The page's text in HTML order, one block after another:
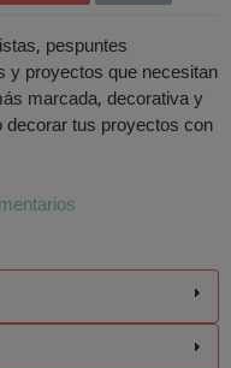
pespuntes
y proyectos que necesitan
marcada, decorativa y
tus proyectos con